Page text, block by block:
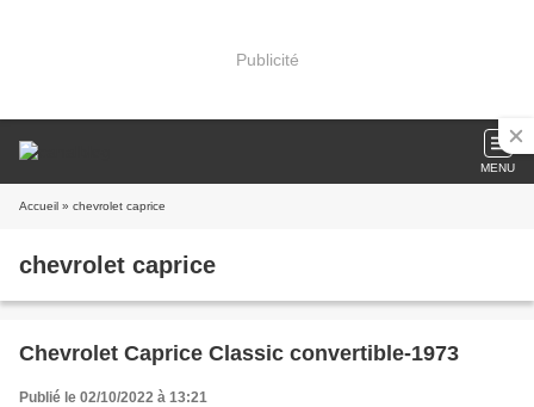
Publicité
MENU
Accueil » chevrolet caprice
chevrolet caprice
Chevrolet Caprice Classic convertible-1973
Publié le 02/10/2022 à 13:21